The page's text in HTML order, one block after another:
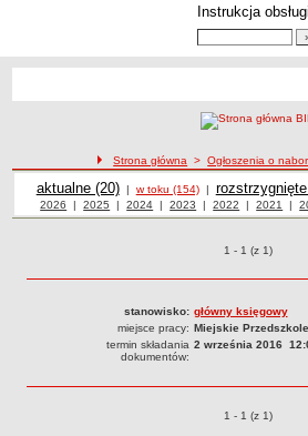
Instrukcja obsługi
Żłobki i przedszkola
Szkoły podstawowe
Szkoły ponadpodstawowe
SPRAWOZDANIA FINANSOWE
2019
Strona główna >Ogłoszenia o
Ogłoszenia o naborze do pracy w toku z 2016 roku
Ogłoszenia o naborze
aktualne (20)| Ogłoszenia o naborze
w toku (154)| Ogłoszenia o
Ogłoszenia o naborze z roku
2026 |Ogłoszenia o naborze z roku
2025 |Ogłoszenia o naborze z roku
2024 |Ogłoszenia o naborze z
2023 |Ogłoszenia o
2022 |2021 |
Ogłoszenia o
1 - 1 (z 1)
stanowisko: główny księgowy
miejsce pracy: Miejskie
termin składania
dokumentów:
2 września 2016
Ogłoszenia o
1 - 1 (z 1)